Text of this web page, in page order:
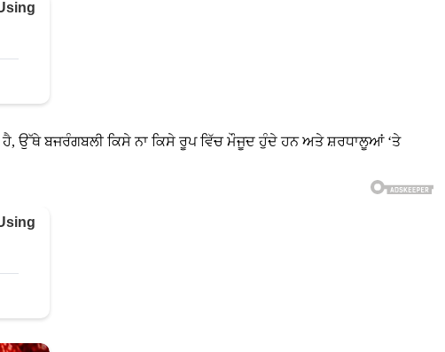
ਹੈ, ਉੱਥੇ ਬਜਰੰਗਬਲੀ ਕਿਸੇ ਨਾ ਕਿਸੇ ਰੂਪ ਵਿੱਚ ਮੌਜੂਦ ਹੁੰਦੇ ਹਨ ਅਤੇ ਸ਼ਰਧਾਲੂਆਂ ‘ਤੇ